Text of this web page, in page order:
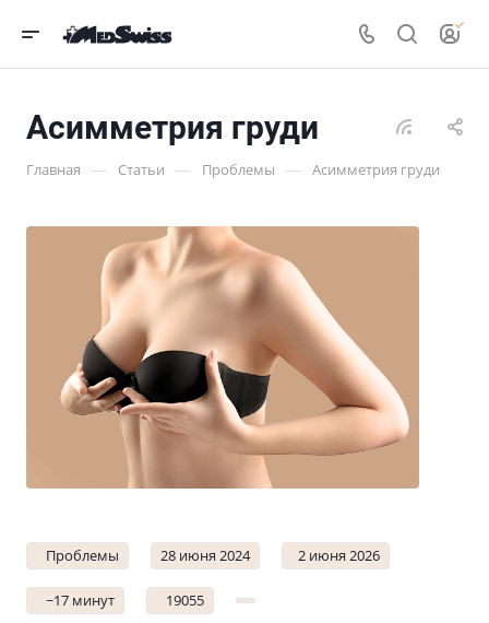
Асимметрия груди
Главная — Статьи — Проблемы — Асимметрия груди
Проблемы 28 июня 2024 2 июня 2026
~17 минут 19055